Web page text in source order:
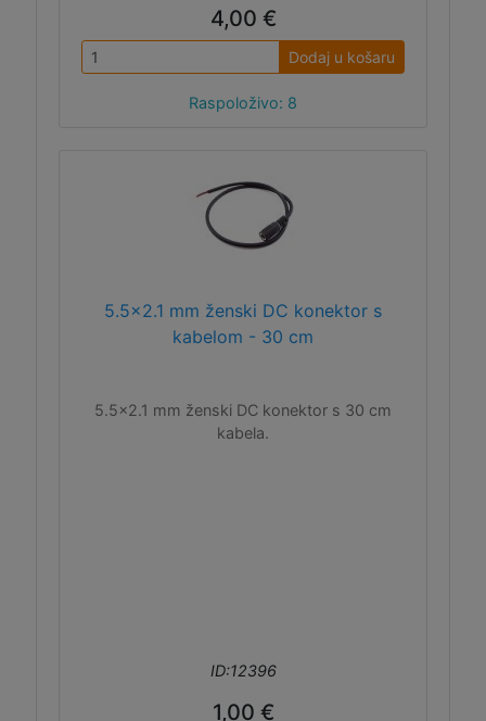
4,00 €
Dodaj u košaru
Raspoloživo: 8
5.5x2.1 mm ženski DC konektor s
kabelom - 30 cm
5.5x2.1 mm ženski DC konektor s 30 cm
kabela.
ID:12396
1,00 €